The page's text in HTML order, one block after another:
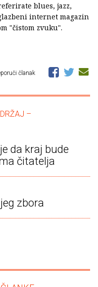
blues, jazz,
internet magazin
"čistom zvuku".
članak
–
da kraj bude
čitatelja
zbora